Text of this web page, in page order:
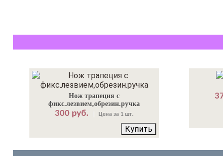
Нож трапеция с
фикс.лезвием,обрезин.ручка
300 руб. Цена за 1 шт.
Купить